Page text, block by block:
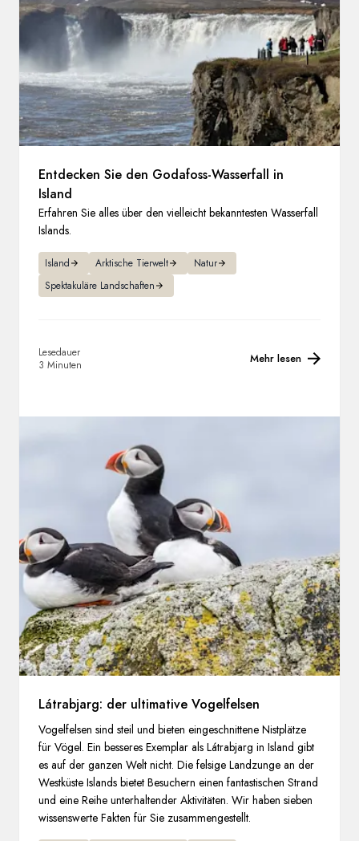
Schweden
Dänemark
Norwegen
Entdecken Sie den Godafoss-Wasserfall in
Island
Erfahren Sie alles über den vielleicht bekanntesten Wasserfall
Islands.
Island Arktische Tierwelt
Natur
Spektakuläre Landschaften
Lesedauer
3 Minuten
Mehr lesen
Látrabjarg: der ultimative Vogelfelsen
Vogelfelsen sind steil und bieten eingeschnittene Nistplätze
für Vögel. Ein besseres Exemplar als Látrabjarg in Island gibt
es auf der ganzen Welt nicht. Die felsige Landzunge an der
Westküste Islands bietet Besuchern einen fantastischen Strand
und eine Reihe unterhaltender Aktivitäten. Wir haben sieben
wissenswerte Fakten für Sie zusammengestellt.